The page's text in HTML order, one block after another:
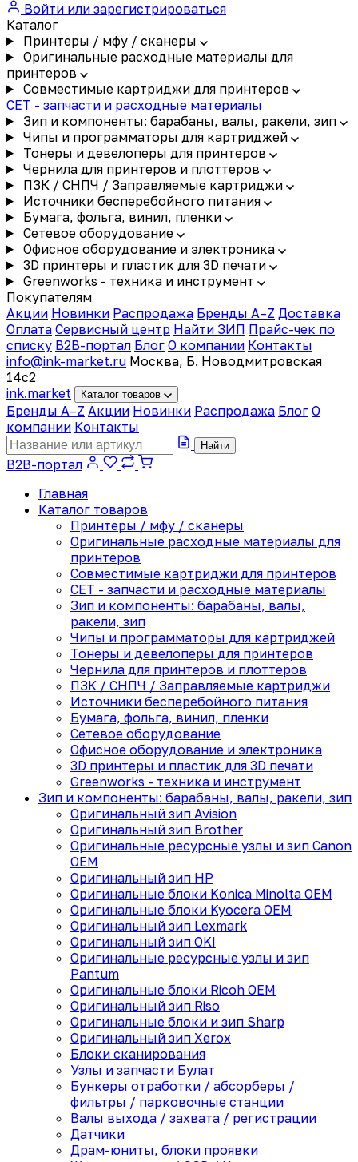
Войти или зарегистрироваться
Каталог
Принтеры / мфу / сканеры
Оригинальные расходные материалы для
принтеров
Совместимые картриджи для принтеров
CET - запчасти и расходные материалы
Зип и компоненты: барабаны, валы, ракели, зип
Чипы и программаторы для картриджей
Тонеры и девелоперы для принтеров
Чернила для принтеров и плоттеров
ПЗК / СНПЧ / Заправляемые картриджи
Источники бесперебойного питания
Бумага, фольга, винил, пленки
Сетевое оборудование
Офисное оборудование и электроника
3D принтеры и пластик для 3D печати
Greenworks - техника и инструмент
Покупателям
Акции Новинки Распродажа Бренды A–Z Доставка
Оплата Сервисный центр Найти ЗИП Прайс-чек по
списку B2B-портал Блог О компании Контакты
info@ink-market.ru Москва, Б. Новодмитровская
14с2
ink.market Каталог товаров
Бренды A–Z Акции Новинки Распродажа Блог О
компании Контакты
Найти
B2B-портал
Главная
Каталог товаров
Принтеры / мфу / сканеры
Оригинальные расходные материалы для
принтеров
Совместимые картриджи для принтеров
CET - запчасти и расходные материалы
Зип и компоненты: барабаны, валы,
ракели, зип
Чипы и программаторы для картриджей
Тонеры и девелоперы для принтеров
Чернила для принтеров и плоттеров
ПЗК / СНПЧ / Заправляемые картриджи
Источники бесперебойного питания
Бумага, фольга, винил, пленки
Сетевое оборудование
Офисное оборудование и электроника
3D принтеры и пластик для 3D печати
Greenworks - техника и инструмент
Зип и компоненты: барабаны, валы, ракели, зип
Оригинальный зип Avision
Оригинальный зип Brother
Оригинальные ресурсные узлы и зип Canon
OEM
Оригинальный зип HP
Оригинальные блоки Konica Minolta OEM
Оригинальные блоки Kyocera OEM
Оригинальный зип Lexmark
Оригинальный зип OKI
Оригинальные ресурсные узлы и зип
Pantum
Оригинальные блоки Ricoh OEM
Оригинальный зип Riso
Оригинальные блоки и зип Sharp
Оригинальный зип Xerox
Блоки сканирования
Узлы и запчасти Булат
Бункеры отработки / абсорберы /
фильтры / парковочные станции
Валы выхода / захвата / регистрации
Датчики
Драм-юниты, блоки проявки